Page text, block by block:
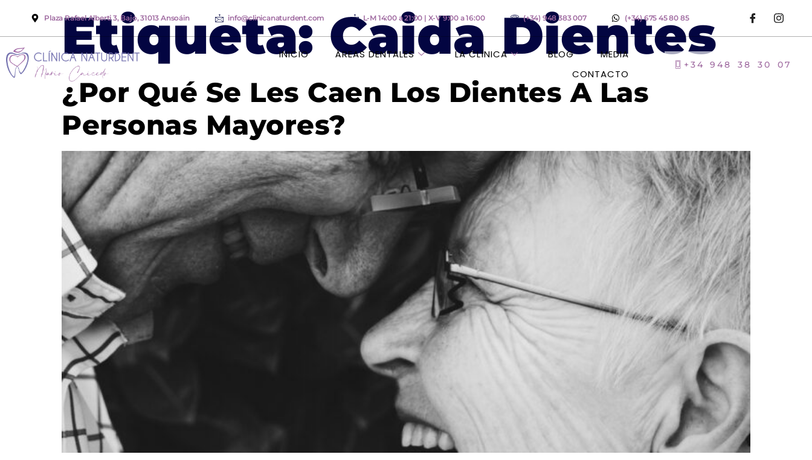
Plaza Rafael Alberti 3, Bajo, 31013 Ansoáin info@clinicanaturdent.com L-M 14:00 a 21:00 | X-V 9:00 a 16:00 (+34) 948 383 007 (+34) 675 45 80 85
INICIO ÁREAS DENTALES LA CLÍNICA BLOG
MEDIA
CONTACTO
+34 948 38 30 07
Etiqueta:Caida Dientes
¿Por Qué Se Les Caen Los Dientes A Las
Personas Mayores?